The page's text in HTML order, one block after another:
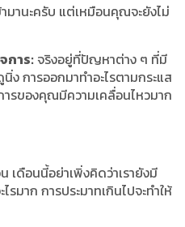
มานะครับ แต่เหมือนคุณจะยังไม่
การ:จริงอยู่ที่ปัญหาต่าง ๆ ที่มี
การออกมาทำอะไรตามกระแส
ารของคุณมีความเคลื่อนไหวมาก
เดือนนี้อย่าเพิ่งคิดว่าเรายังมี
รมาก การประมาทเกินไปจะทำให้